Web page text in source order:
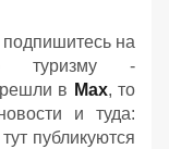
подпишитесь на
туризму -
в Мах, то
и туда:
публикуются